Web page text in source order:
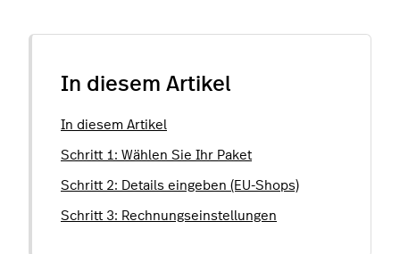
In diesem Artikel
In diesem Artikel
Schritt 1: Wählen Sie Ihr Paket
Schritt 2: Details eingeben (EU-Shops)
Schritt 3: Rechnungseinstellungen